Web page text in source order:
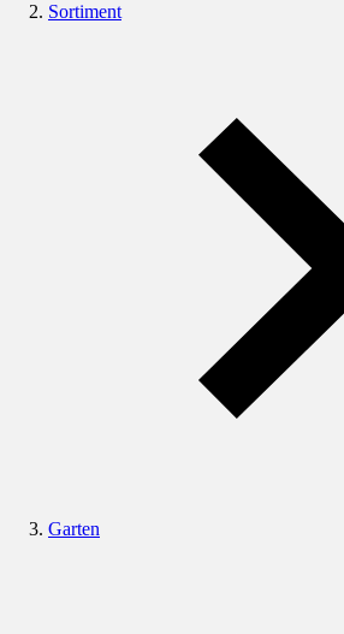
Sortiment
Garten